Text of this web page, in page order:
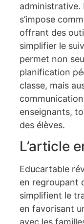
administrative.
s’impose
offrant des
simplifier le
permet non
planification
classe, mais
enseignants,
des élèves.
L’article
Educartable
en regroupant
simplifient le
en favorisant
avec les